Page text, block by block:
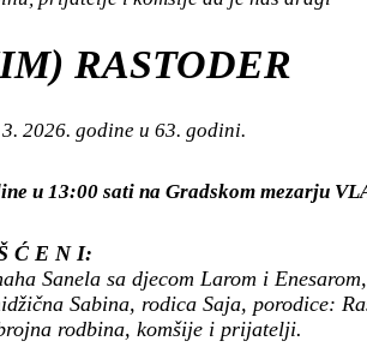
RASTODER
2026. godine u 63. godini.
u 13:00 sati na Gradskom mezarju
Ć E N I:
Sanela sa djecom Larom i
Sabina, rodica Saja, porodice:
rodbina, komšije i prijatelji.